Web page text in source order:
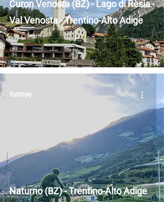
Curon Venosta (BZ) - Lago di Rèsia -
Val Venosta - Trentino-Alto Adige
Naturno (BZ) - Trentino-Alto Adige
Tuttitaly